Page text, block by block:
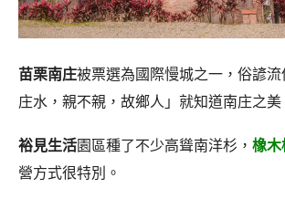
苗栗南庄被票選為國際慢城之一，俗諺
庄水，親不親，故鄉人」就知道南庄之美
裕見生活園區種了不少高聳南洋杉， 橡木
營方式很特別。